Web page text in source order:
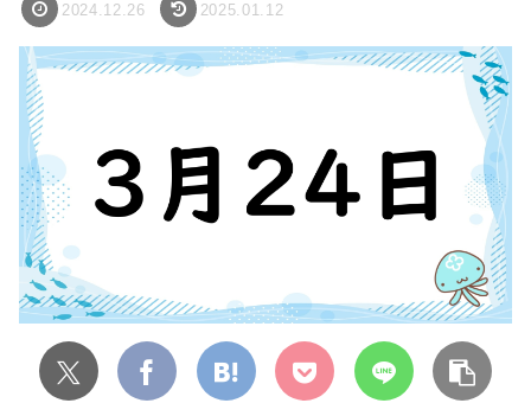
2024.12.26 2025.01.12